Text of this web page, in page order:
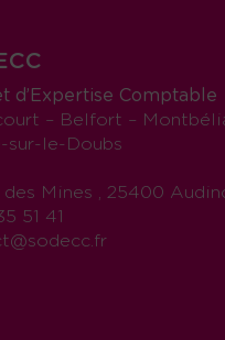
d’Expertise Comptable
– Belfort –
sur-le-Doubs
des Mines , 25400
51 41